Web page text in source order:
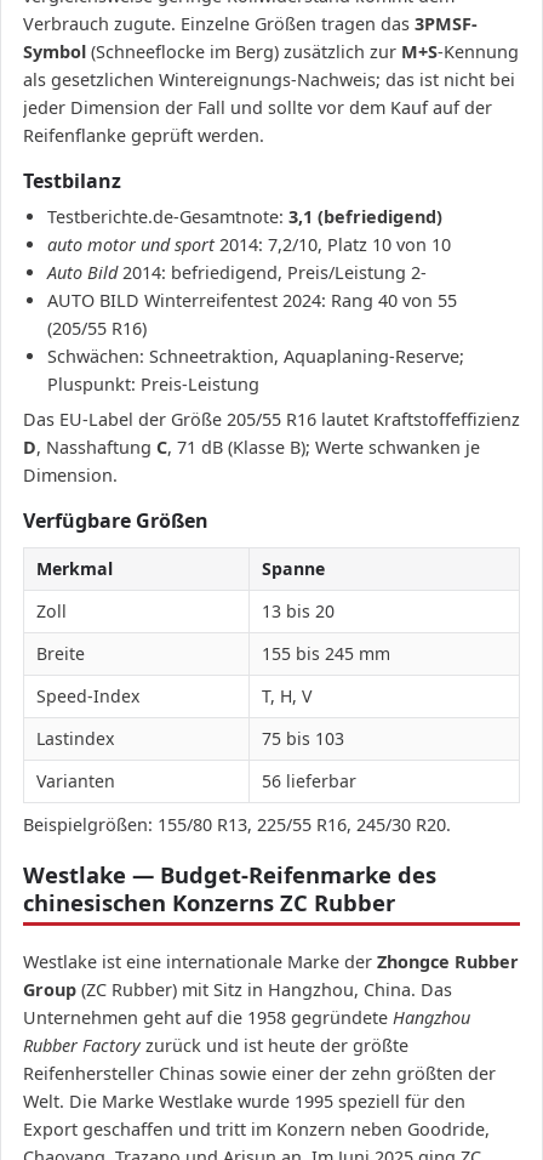
Verbrauch zugute. Einzelne Größen tragen das 3PMSF-
Symbol (Schneeflocke im Berg) zusätzlich zur M+S-Kennung
als gesetzlichen Wintereignungs-Nachweis; das ist nicht bei
jeder Dimension der Fall und sollte vor dem Kauf auf der
Reifenflanke geprüft werden.
Testbilanz
Testberichte.de-Gesamtnote: 3,1 (befriedigend)
auto motor und sport2014: 7,2/10, Platz 10 von 10
Auto Bild2014: befriedigend, Preis/Leistung 2-
AUTO BILD Winterreifentest 2024: Rang 40 von 55
(205/55 R16)
Schwächen: Schneetraktion, Aquaplaning-Reserve;
Pluspunkt: Preis-Leistung
Das EU-Label der Größe 205/55 R16 lautet Kraftstoffeffizienz
D, Nasshaftung C, 71 dB (Klasse B); Werte schwanken je
Dimension.
Verfügbare Größen
Merkmal
Spanne
Zoll
13 bis 20
Breite
155 bis 245 mm
Speed-Index
T, H, V
Lastindex
75 bis 103
Varianten
56 lieferbar
Beispielgrößen: 155/80 R13, 225/55 R16, 245/30 R20.
Westlake — Budget-Reifenmarke des
chinesischen Konzerns ZC Rubber
Westlake ist eine internationale Marke der Zhongce Rubber
Group (ZC Rubber) mit Sitz in Hangzhou, China. Das
Unternehmen geht auf die 1958 gegründete Hangzhou
Rubber Factoryzurück und ist heute der größte
Reifenhersteller Chinas sowie einer der zehn größten der
Welt. Die Marke Westlake wurde 1995 speziell für den
Export geschaffen und tritt im Konzern neben Goodride,